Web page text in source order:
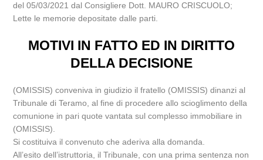
del 05/03/2021 dal Consigliere Dott. MAURO CRISCUOLO;
Lette le memorie depositate dalle parti.
MOTIVI IN FATTO ED IN DIRITTO
DELLA DECISIONE
(OMISSIS) conveniva in giudizio il fratello (OMISSIS) dinanzi al
Tribunale di Teramo, al fine di procedere allo scioglimento della
comunione in pari quote vantata sul complesso immobiliare in
(OMISSIS).
Si costituiva il convenuto che aderiva alla domanda.
All’esito dell’istruttoria, il Tribunale, con una prima sentenza non